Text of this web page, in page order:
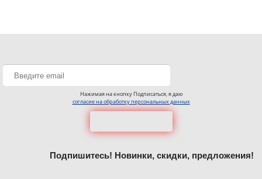
Нажимая на кнопку Подписаться, я даю
согласие на обработку персональных данных
Подпишитесь! Новинки, скидки, предложения!